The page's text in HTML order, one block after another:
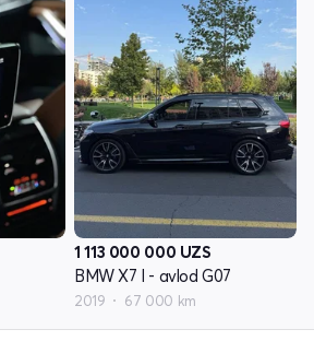
1 113 000 000 UZS
BMW X7 I - avlod G07
2019 67 000 km